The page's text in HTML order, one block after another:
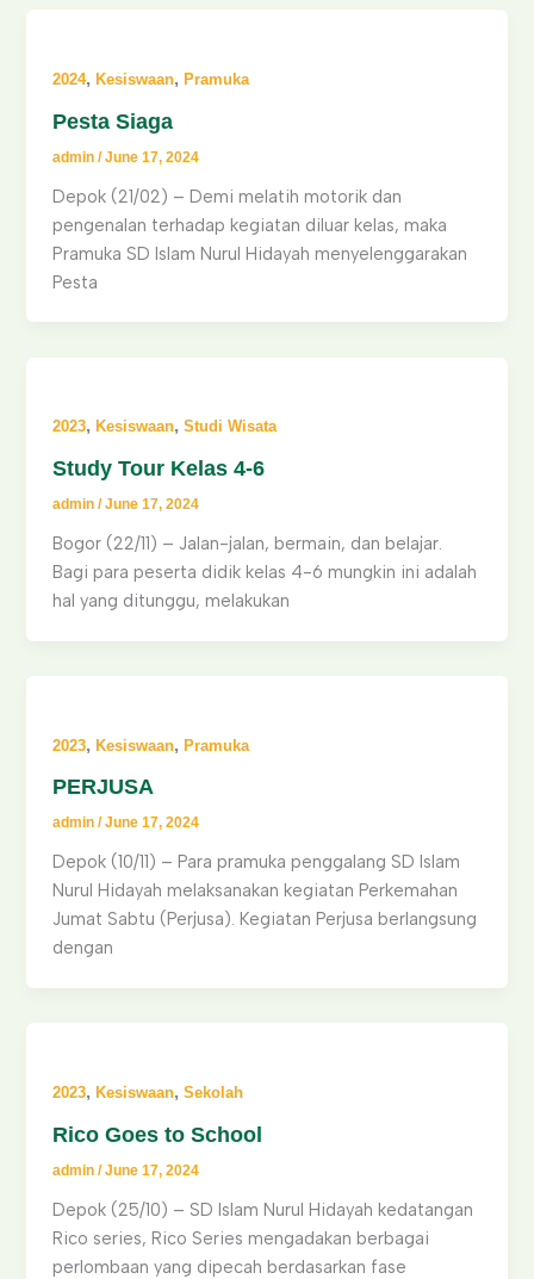
2024,Kesiswaan,Pramuka
Pesta Siaga
admin/June 17, 2024
Depok (21/02) – Demi melatih motorik dan
pengenalan terhadap kegiatan diluar kelas, maka
Pramuka SD Islam Nurul Hidayah menyelenggarakan
Pesta
2023,Kesiswaan,Studi Wisata
Study Tour Kelas 4-6
admin/June 17, 2024
Bogor (22/11) – Jalan-jalan, bermain, dan belajar.
Bagi para peserta didik kelas 4-6 mungkin ini adalah
hal yang ditunggu, melakukan
2023,Kesiswaan,Pramuka
PERJUSA
admin/June 17, 2024
Depok (10/11) – Para pramuka penggalang SD Islam
Nurul Hidayah melaksanakan kegiatan Perkemahan
Jumat Sabtu (Perjusa). Kegiatan Perjusa berlangsung
dengan
2023,Kesiswaan,Sekolah
Rico Goes to School
admin/June 17, 2024
Depok (25/10) – SD Islam Nurul Hidayah kedatangan
Rico series, Rico Series mengadakan berbagai
perlombaan yang dipecah berdasarkan fase